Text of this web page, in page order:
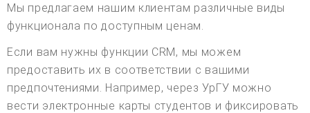
Мы предлагаем нашим клиентам различные виды
функционала по доступным ценам.
Если вам нужны функции CRM, мы можем
предоставить их в соответствии с вашими
предпочтениями. Например, через УрГУ можно
вести электронные карты студентов и фиксировать